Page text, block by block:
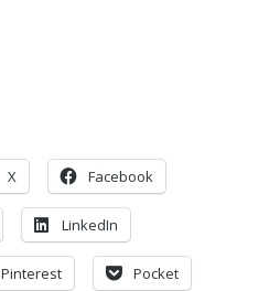
X Facebook
LinkedIn
Pinterest Pocket